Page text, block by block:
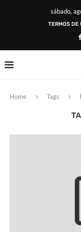
sábado,
TERMOS DE
Home Tags